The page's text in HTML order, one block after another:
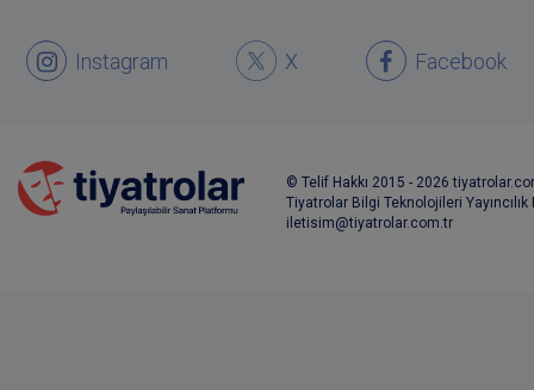
Facebook
X
Instagram
© Telif Hakkı 2015 - 2026
Tiyatrolar Bilgi Teknolojileri Yayıncılık
iletisim@tiyatrolar.com.tr